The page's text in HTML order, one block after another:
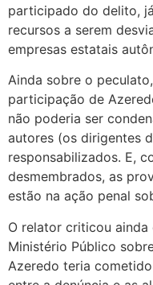
participado do delito,
recursos a serem
empresas estatais
Ainda sobre o
participação de
não poderia ser
autores (os dirigentes
responsabilizados. E,
desmembrados, as
estão na ação penal
O relator criticou
Ministério Público
Azeredo teria